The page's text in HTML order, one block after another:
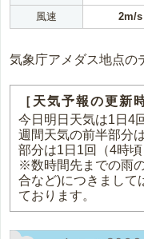
風速
2m/s
気象庁アメダス地点の
［天気予報の更新
今日明日天気は1日4
週間天気の前半部分
部分は1日1回（4時頃
※数時間先までの雨
合など)につきまして
ております。